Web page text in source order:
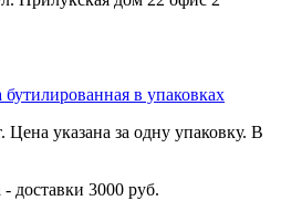
бутилированная в упаковках
указана за одну упаковку. В
доставки 3000 руб.